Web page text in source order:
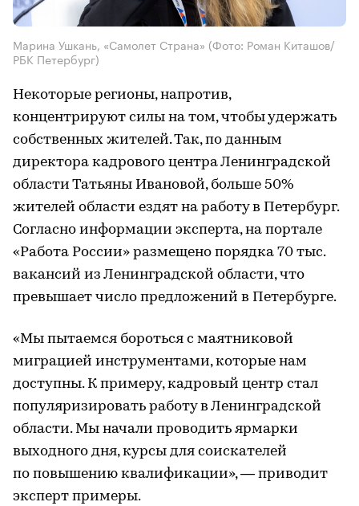
Марина Ушкань, «Самолет Страна» (Фото: Роман Киташов/
РБК Петербург)
Некоторые регионы, напротив,
концентрируют силы на том, чтобы удержать
собственных жителей. Так, по данным
директора кадрового центра Ленинградской
области Татьяны Ивановой, больше 50%
жителей области ездят на работу в Петербург.
Согласно информации эксперта, на портале
«Работа России» размещено порядка 70 тыс.
вакансий из Ленинградской области, что
превышает число предложений в Петербурге.
«Мы пытаемся бороться с маятниковой
миграцией инструментами, которые нам
доступны. К примеру, кадровый центр стал
популяризировать работу в Ленинградской
области. Мы начали проводить ярмарки
выходного дня, курсы для соискателей
по повышению квалификации», — приводит
эксперт примеры.